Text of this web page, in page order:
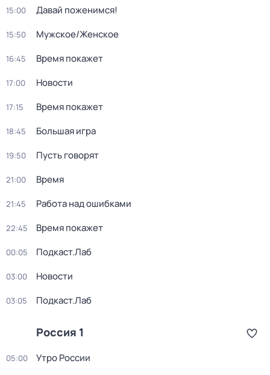
15:00 Давай поженимся!
15:50 Мужское/Женское
16:45 Время покажет
17:00 Новости
17:15 Время покажет
18:45 Большая игра
19:50 Пусть говорят
21:00 Время
21:45 Работа над ошибками
22:45 Время покажет
00:05 Подкаст.Лаб
03:00 Новости
03:05 Подкаст.Лаб
Россия 1
05:00 Утро России